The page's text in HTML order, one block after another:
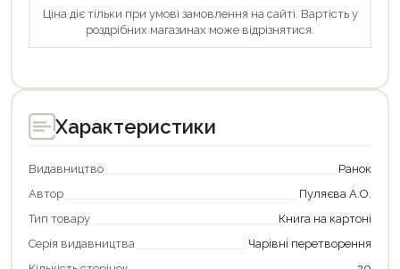
Ціна діє тільки при умові замовлення на сайті. Вартість у
роздрібних магазинах може відрізнятися.
Характеристики
Видавництво
Ранок
Автор
Пуляєва А.О.
Тип товару
Книга на картоні
Серія видавництва
Чарівні перетворення